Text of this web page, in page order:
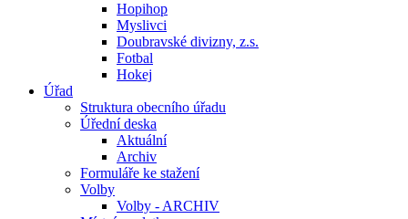
Hopihop
Myslivci
Doubravské divizny, z.s.
Fotbal
Hokej
Úřad
Struktura obecního úřadu
Úřední deska
Aktuální
Archiv
Formuláře ke stažení
Volby
Volby - ARCHIV